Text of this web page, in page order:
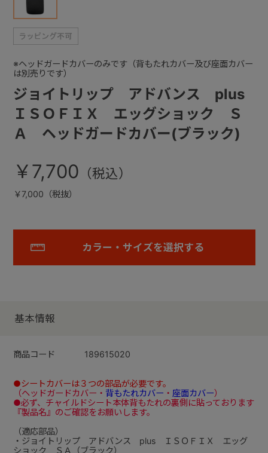
ジョイトリップ アドバンス plus
ＩＳＯＦＩＸ エッグショック Ｓ
Ａ ヘッドガードカバー(ブラック)
※ヘッドガードカバーのみです（背もたれカバー及び座面カバー
は別売りです）
￥7,700
￥7,000（税抜）
カラー・サイズを選択する
基本情報
商品コード 189615020
●シートカバーは３つの部品が必要です。
（ヘッドガードカバー・ 背もたれカバー ・ 座面カバー）
●必ず、チャイルドシート本体背もたれの裏側に貼っております
『製品名』のご確認をお願いします。
（適応部品）
・ジョイトリップ アドバンス plus ＩＳＯＦＩＸ エッグ
ショック ＳＡ（ブラック）